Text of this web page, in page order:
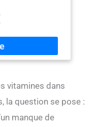
au mélange
ADDITIFS : Le
et d’oméga-3 et
être des chats
des informations
: 1 paquets 150
Vitamin Mix,
au saumon et
vitamines dans
la question se pose :
manque de